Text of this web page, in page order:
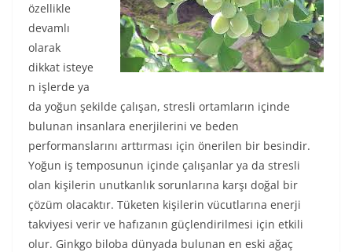
özellikle
devamlı
olarak
dikkat isteye
n işlerde ya
da yoğun şekilde çalışan, stresli ortamların içinde
bulunan insanlara enerjilerini ve beden
performanslarını arttırması için önerilen bir besindir.
Yoğun iş temposunun içinde çalışanlar ya da stresli
olan kişilerin unutkanlık sorunlarına karşı doğal bir
çözüm olacaktır. Tüketen kişilerin vücutlarına enerji
takviyesi verir ve hafızanın güçlendirilmesi için etkili
olur. Ginkgo biloba dünyada bulunan en eski ağaç